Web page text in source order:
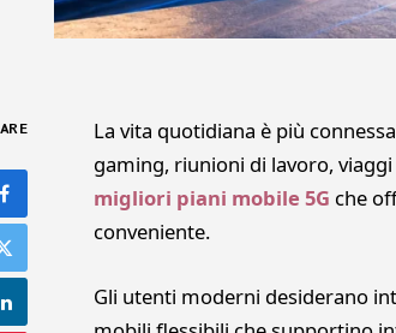
La vita quotidiana è più
gaming, riunioni di lavoro,
migliori piani mobile 5G che
conveniente.
Gli utenti moderni desiderano